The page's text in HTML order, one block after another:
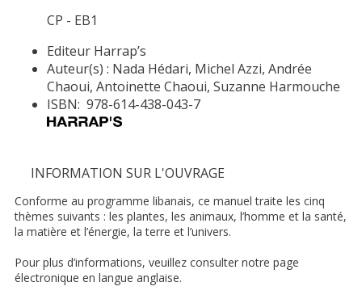
CP - EB1
Editeur Harrap’s
Auteur(s) : Nada Hédari, Michel Azzi, Andrée
Chaoui, Antoinette Chaoui, Suzanne Harmouche
ISBN: 978-614-438-043-7
INFORMATION SUR L'OUVRAGE
Conforme au programme libanais, ce manuel traite les cinq
thèmes suivants : les plantes, les animaux, l’homme et la santé,
la matière et l’énergie, la terre et l’univers.
Pour plus d’informations, veuillez consulter notre page
électronique en langue anglaise.